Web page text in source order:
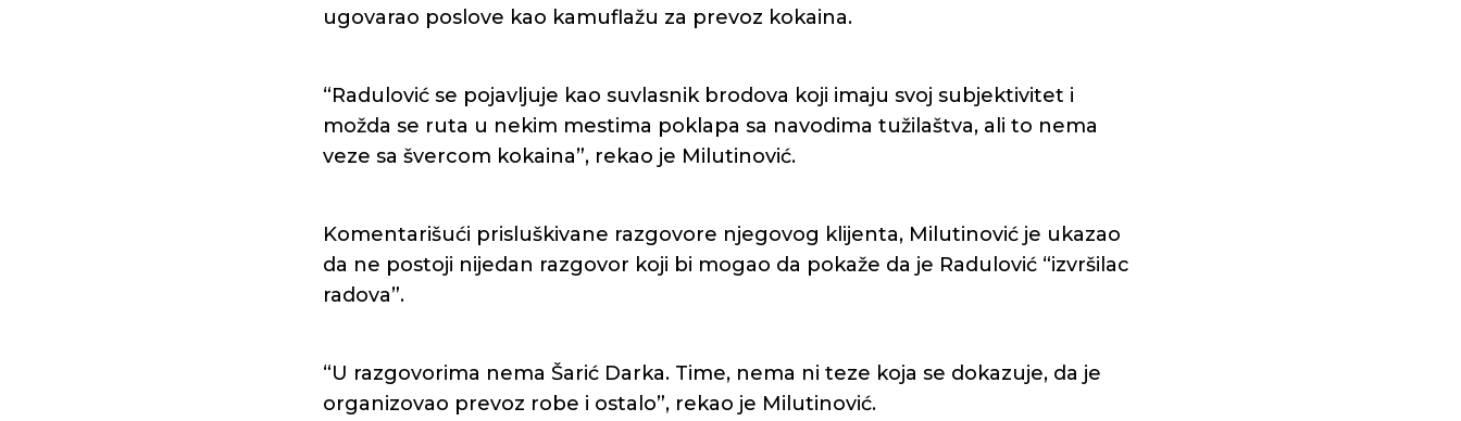
ugovarao poslove kao kamuflažu za prevoz kokaina.
“Radulović se pojavljuje kao suvlasnik brodova koji imaju svoj subjektivitet i
možda se ruta u nekim mestima poklapa sa navodima tužilaštva, ali to nema
veze sa švercom kokaina”, rekao je Milutinović.
Komentarišući prisluškivane razgovore njegovog klijenta, Milutinović je ukazao
da ne postoji nijedan razgovor koji bi mogao da pokaže da je Radulović “izvršilac
radova”.
“U razgovorima nema Šarić Darka. Time, nema ni teze koja se dokazuje, da je
organizovao prevoz robe i ostalo”, rekao je Milutinović.